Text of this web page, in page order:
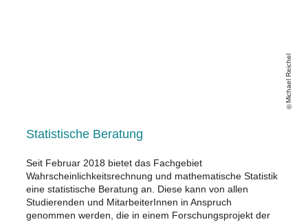
Statistische Beratung
Seit Februar 2018 bietet das Fachgebiet
Wahrscheinlichkeitsrechnung und mathematische Statistik
eine statistische Beratung an. Diese kann von allen
Studierenden und MitarbeiterInnen in Anspruch
genommen werden, die in einem Forschungsprojekt der
Michael Reichel